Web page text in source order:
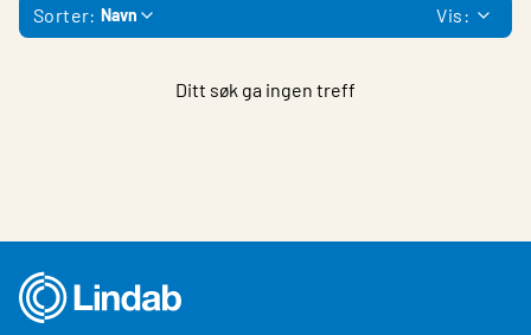
Logg inn
Sorter: Navn Vis:
Ditt søk ga ingen treff